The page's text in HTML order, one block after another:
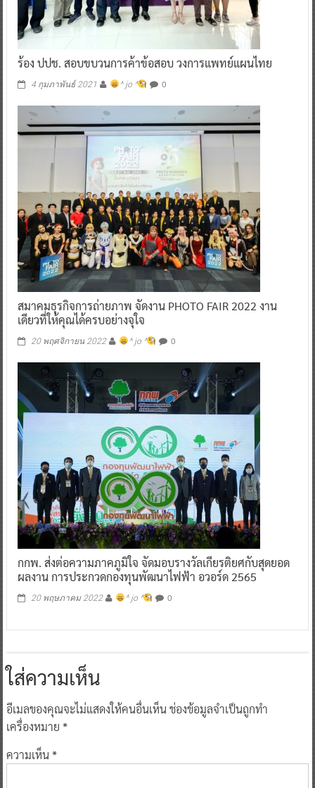
ร้อง ปปช. สอบขบวนการค้าข้อสอบ วงการแพทย์แผนไทย
4 กุมภาพันธ์ 2021 ^ jo ^ 0
สมาคมธุรกิจการถ่ายภาพ จัดงาน PHOTO FAIR 2022 งาน
เดียวที่ให้คุณได้ครบอย่างจุใจ
20 พฤศจิกายน 2022 ^ jo ^ 0
กกพ. ส่งต่อความภาคภูมิใจ จัดมอบรางวัลเกียรติยศกับสุดยอด
ผลงาน การประกวดกองทุนพัฒนาไฟฟ้า อวอร์ด 2565
20 พฤษภาคม 2022 ^ jo ^ 0
ใส่ความเห็น
อีเมลของคุณจะไม่แสดงให้คนอื่นเห็นช่องข้อมูลจำเป็นถูกทำ
เครื่องหมาย *
ความเห็น*